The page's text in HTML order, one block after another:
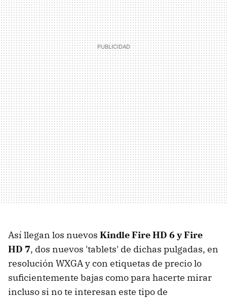
Así llegan los nuevos Kindle Fire HD 6 y Fire
HD 7, dos nuevos 'tablets' de dichas pulgadas, en
resolución WXGA y con etiquetas de precio lo
suficientemente bajas como para hacerte mirar
incluso si no te interesan este tipo de